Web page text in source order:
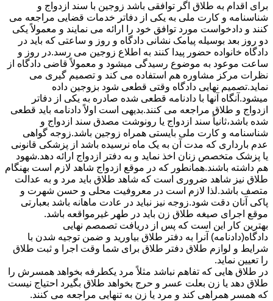
برای اقدام به طلاق اگر توافقی باشد زوجین با سند ازدواج و
شناسنامه و کارت ملی به یکی از دفاتر خدمات قضایی مراجعه می
کنند و دادخواست مورد توافق خود را ارائه می نمایند و معمولاً یکی
دو روز بعد بوسیله پیامک نشانی دادگاه و روز و ساعتی که باید در
دادگاه خانواده حضور پیدا کنند به اطلاع زوجین می رسد.در روز و
ساعت موعود به موضوع رسیدگی میشود و معمولاً قاضی دادگاه از
نظرات مرکز مشاوره هم استفاده می کند و تصمیم گیری می
نماید.تصمیم نهایی دادگاه وقتی قطعی شود بزوجین داده
میشود.آنگاه آنها با دادنامه قطعی شده صادره به یکی از دفاتر
ازدواج و طلاق مراجعه می کنند.بدیهی است اولاً دادنامه باید قطعی
شده باشد،ثانیاً سند ازدواج یا رونوشت مصدق سند ازدواج و
شناسنامه و کارت ملی بایستی همراه زوجین باشد.زوجه گواهی
عدم بارداری که مدت آن به یک ماه نرسیده باشد از پزشکی قانونی
یا پزشک متخصص زنان اخذ نماید و به دفتر ازدواج ارائه دهد.شهود
هم داشته باشند.همانطور که در موقع ازدواج شاهد لازم است بهنگام
طلاق نیز شاهد ضروری است که شاهد طلاق باید مرد و به عدالت
متصف باشد.لذا لازم است در معروفیت محلی و حسن شهرت و
پاکی آنان دقت شود.زوجه نیز نباید در عادت ماهانه باشد بعبارتی
موقع اجرای صیغه طلاق زن باید در طهر غیرمواقعه باشد.
بهترین کار این است که پس از دریافت تصمصم نهایی
دادگاه(دادنامه) آنرا به دفتر طلاق بیاورید و ضمن توجیه شدن با
شرایط و لوازم طلاق دفتر طلاق برای شما وقت اجرا و ثبت طلاق
را تعیین نماید.
در طلاق هایی که تفاهم نباشد مثلاً مرد یکطرفه بخواهد همسرش را
طلاق دهد یا زن بعلت عسر و حرج بخواهد طلاق بگیرد احتیاج نیست
که همسر همراهی کند و مرد یا زن به تنهایی مراجعه می کنند.